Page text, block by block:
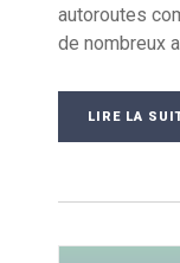
autoroutes
de nombreux
LIRE LA